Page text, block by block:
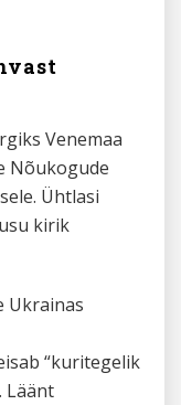
Venemaa
Nõukogude
Ühtlasi
kirik
Ukrainas
“kuritegelik
Läänt